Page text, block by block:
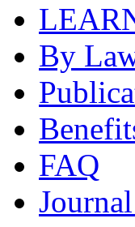
By
FAQ